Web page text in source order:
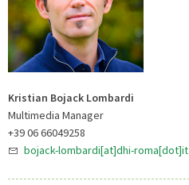
Kristian Bojack Lombardi
Multimedia Manager
+39 06 66049258
bojack-lombardi[at]dhi-roma[dot]it